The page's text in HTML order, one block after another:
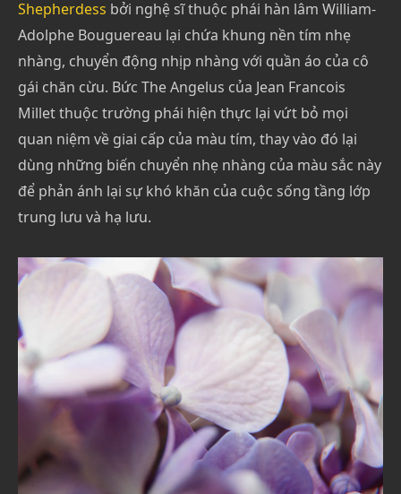
Shepherdess bởi nghệ sĩ thuộc phái hàn lâm William-
Adolphe Bouguereau lại chứa khung nền tím nhẹ
nhàng, chuyển động nhịp nhàng với quần áo của cô
gái chăn cừu. Bức The Angelus của Jean Francois
Millet thuộc trường phái hiện thực lại vứt bỏ mọi
quan niệm về giai cấp của màu tím, thay vào đó lại
dùng những biến chuyển nhẹ nhàng của màu sắc này
để phản ánh lại sự khó khăn của cuộc sống tầng lớp
trung lưu và hạ lưu.